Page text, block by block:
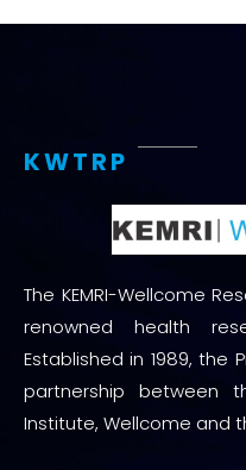
KWTRP
The KEMRI-Wellcome
renowned health
Established in 1989, the
partnership between
Institute, Wellcome and